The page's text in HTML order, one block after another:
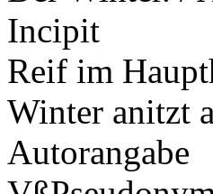
Incipit
Reif im
Winter anitzt
Autorangabe